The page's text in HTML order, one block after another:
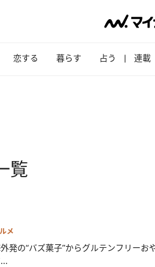
恋する 暮らす 占う 連載
覧
メ
発の“バズ菓子”からグルテンフリー